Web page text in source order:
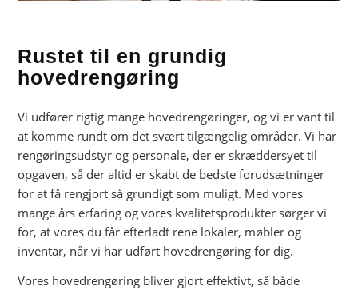
Rustet til en grundig
hovedrengøring
Vi udfører rigtig mange hovedrengøringer, og vi er vant til
at komme rundt om det svært tilgængelig områder. Vi har
rengøringsudstyr og personale, der er skræddersyet til
opgaven, så der altid er skabt de bedste forudsætninger
for at få rengjort så grundigt som muligt. Med vores
mange års erfaring og vores kvalitetsprodukter sørger vi
for, at vores du får efterladt rene lokaler, møbler og
inventar, når vi har udført hovedrengøring for dig.
Vores hovedrengøring bliver gjort effektivt, så både